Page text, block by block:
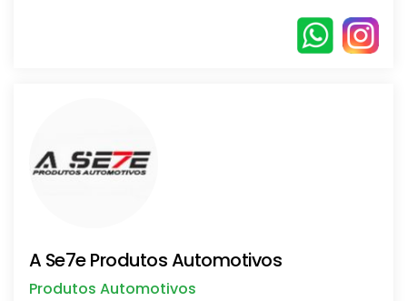
A Se7e Produtos Automotivos
Produtos Automotivos